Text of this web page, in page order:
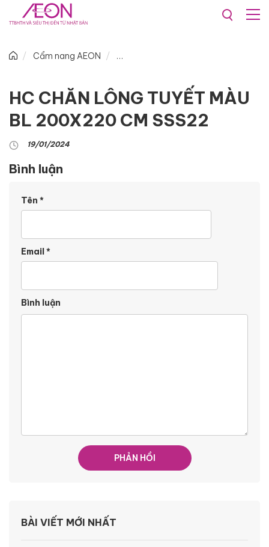
Cẩm nang AEON
HC CHĂN LÔNG TUYẾT MÀU
BL 200X220 CM SSS22
19/01/2024
Bình luận
Tên *
Email*
Bình luận
BÀI VIẾT MỚI NHẤT